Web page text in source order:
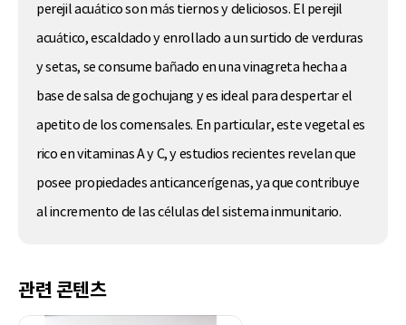
perejil acuático son más tiernos y deliciosos. El perejil
acuático, escaldado y enrollado a un surtido de verduras
y setas, se consume bañado en una vinagreta hecha a
base de salsa de gochujang y es ideal para despertar el
apetito de los comensales. En particular, este vegetal es
rico en vitaminas A y C, y estudios recientes revelan que
posee propiedades anticancerígenas, ya que contribuye
al incremento de las células del sistema inmunitario.
관련 콘텐츠